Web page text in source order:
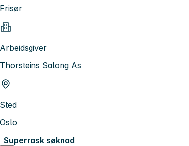
Frisør
Arbeidsgiver
Thorsteins Salong As
Sted
Oslo
Superrask søknad